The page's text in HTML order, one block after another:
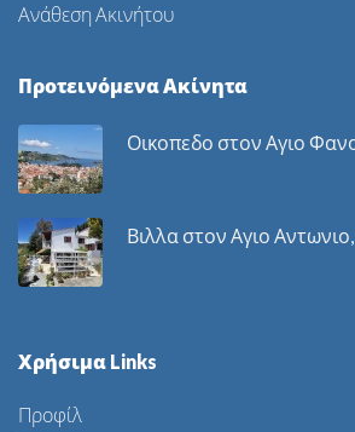
Ανάθεση Ακινήτου
Προτεινόμενα Ακίνητα
Οικοπεδο στον Αγιο
Βιλλα στον Αγιο
Χρήσιμα Links
Προφίλ